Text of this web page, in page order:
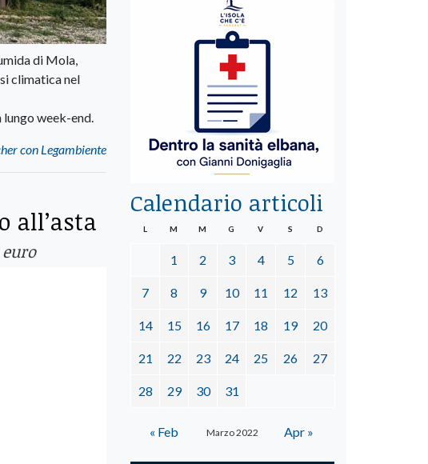
di Mola,
climatica nel
week-end.
con Legambiente
all’asta
Calendario articoli
Marzo 2022
L M M G V S D
1 2 3 4 5 6
7 8 9 10 11 12 13
14 15 16 17 18 19 20
21 22 23 24 25 26 27
28 29 30 31
« Feb Apr »